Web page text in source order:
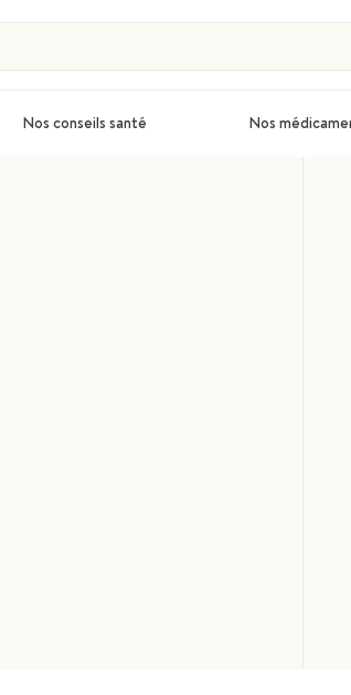
Nos conseils santé Nos